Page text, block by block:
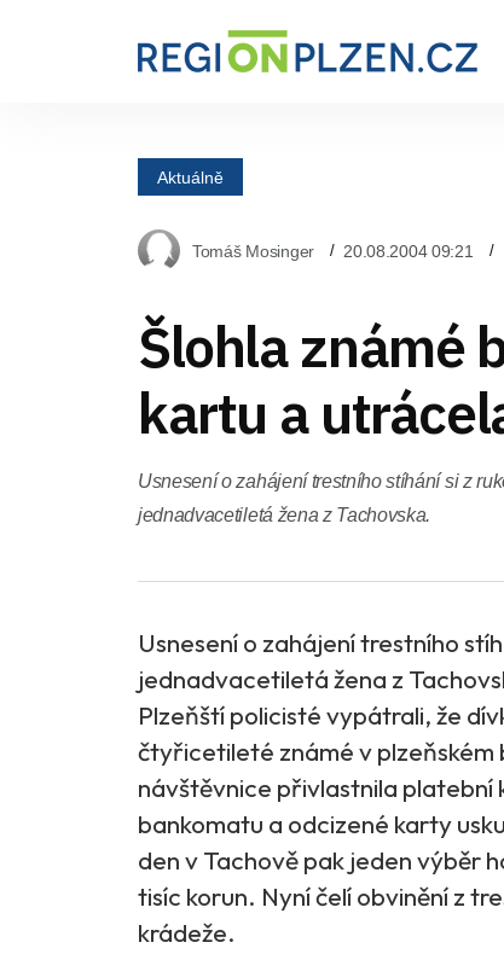
Aktuálně
Tomáš Mosinger 20.08.2004 09:21
Šlohla známé
kartu a
Usnesení o zahájení trestního stíhání si z
jednadvacetiletá žena z Tachovska.
Usnesení o zahájení trestního
jednadvacetiletá žena z
Plzeňští policisté vypátrali, že
čtyřicetileté známé v
návštěvnice přivlastnila
bankomatu a odcizené karty
den v Tachově pak jeden výběr
tisíc korun. Nyní čelí obvinění z
krádeže.